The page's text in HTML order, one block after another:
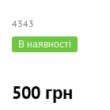
4343
В наявності
500 грн